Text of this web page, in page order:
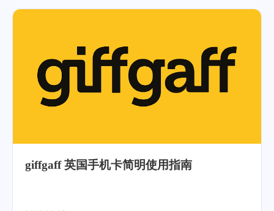
giffgaff 英国手机卡简明使用指南